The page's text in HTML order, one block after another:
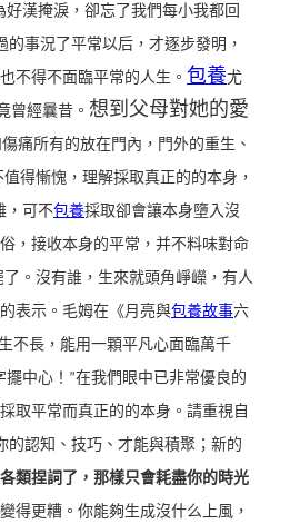
漢掩淚，卻忘了我們每小我都回
事況了平常以后，才逐步發明，
不得不面臨平常的人生。 包養尤
曾經曩昔。 想到父母對她的愛
痛所有的放在門內，門外的重生、
得慚愧，理解採取真正的的本身，
，可不包養採取卻會讓本身墮入沒
，接收本身的平常，并不料味對命
。 沒有誰，生來就頭角崢嶸，有人
表示。 毛姆在《月亮與包養故事六
不長，能用一顆平凡心面臨萬千
中心！”在我們眼中已非常優良的
取平常而真正的的本身。 請重視自
認知、技巧、才能與積聚； 新的
類捏詞了，那樣只會耗盡你的時光
得更糟。 你能夠生成沒什么上風，